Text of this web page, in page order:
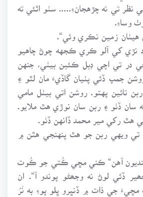
نظر تي نه چڙهجانءِ..... سٺو اٿئي ته
وساءِ.
هيٺان زمين نڪري وئي“.
نڙي کي آلو ڪري ڪجهه چوڻ چاهيو
در تي اچي ڊبل ڪئبن بيٺي، جنهن
جمپ ڏئي پٺيان گاڏيءَ مان لٿو ۽
تائين پهتو. روشن اتي بيٺل مامي
سان ڏٺو ۽ ربن سان نوڙي هٿ ملايو.
هٿ رکي مير محمد ڏانهن ڏٺو.
تي ويهي ربن جو هٿ پنهنجي هٿن ۾
آهن“ ڪني مڇي ڪُتي جو ڪُوت
ڏئي لوڻ نه وجھڻو پوندو آ“. ان
مڇيءَ جي ذات ۾ ڏنڀرو ڀلو پوءِ به نَرُ